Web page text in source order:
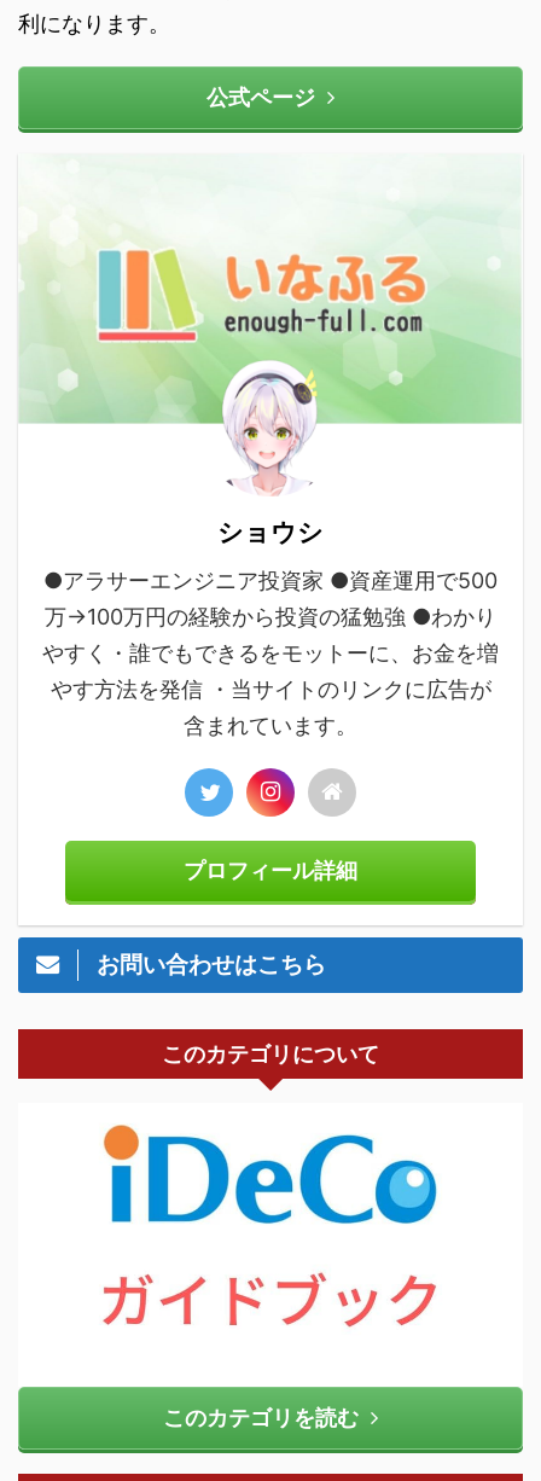
利になります。
公式ページ
ショウシ
●アラサーエンジニア投資家 ●資産運用で500
万→100万円の経験から投資の猛勉強 ●わかり
やすく・誰でもできるをモットーに、お金を増
やす方法を発信 ・当サイトのリンクに広告が
含まれています。
プロフィール詳細
お問い合わせはこちら
このカテゴリについて
このカテゴリを読む